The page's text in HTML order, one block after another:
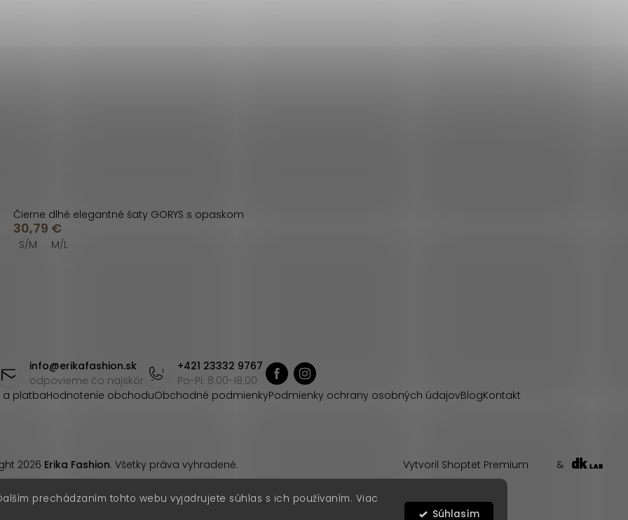
prechádzaním tohto webu vyjadrujete súhlas s ich používaním. Viac
Súhlasím
Čierne dlhé elegantné šaty GORYS s opaskom
30,79 €
S/M M/L
info@erikafashion.sk
odpovieme čo najskôr
+421 23332 9767
Po-Pi: 8:00-18:00
a platbaHodnotenie obchoduObchodné podmienkyPodmienky ochrany osobných údajovBlogKontakt
Vytvoril Shoptet Premium &
2026 Erika Fashion. Všetky práva vyhradené.